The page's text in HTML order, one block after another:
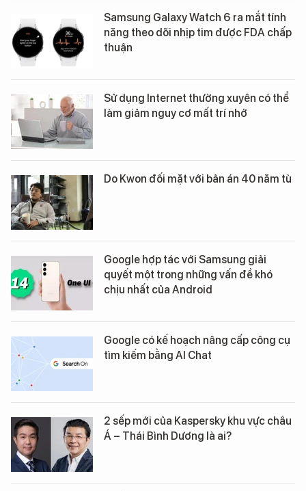
Samsung Galaxy Watch 6 ra mắt tính
năng theo dõi nhịp tim được FDA chấp
thuận
Sử dụng Internet thường xuyên có thể
làm giảm nguy cơ mất trí nhớ
Do Kwon đối mặt với bản án 40 năm tù
Google hợp tác với Samsung giải
quyết một trong những vấn đề khó
chịu nhất của Android
Google có kế hoạch nâng cấp công cụ
tìm kiếm bằng AI Chat
2 sếp mới của Kaspersky khu vực châu
Á – Thái Bình Dương là ai?